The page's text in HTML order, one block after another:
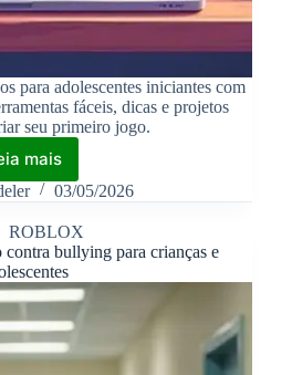
para adolescentes iniciantes com
fáceis, dicas e projetos
seu primeiro jogo.
mais
03/05/2026
ROBLOX
bullying para crianças e